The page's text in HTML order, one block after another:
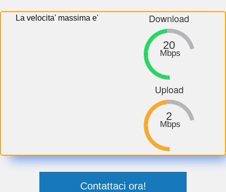
La velocita' massima e'
20
Mbps
Download
2
Mbps
Upload
Contattaci ora!